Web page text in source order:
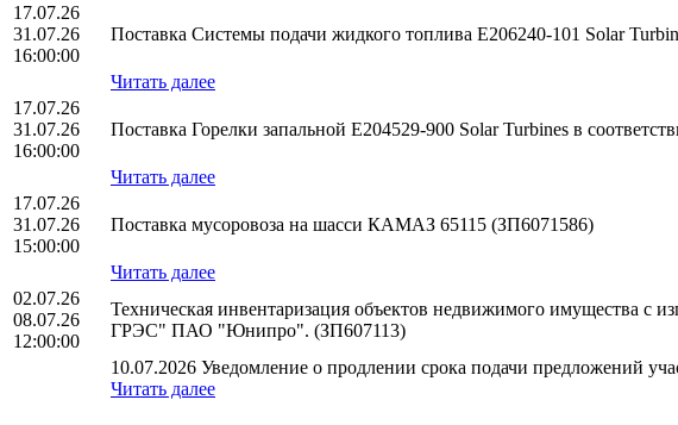
17.07.26
31.07.26
16:00:00
Поставка Системы подачи жидкого топлива E206240-101 Solar
Читать далее
17.07.26
31.07.26
16:00:00
Поставка Горелки запальной E204529-900 Solar Turbines в
Читать далее
17.07.26
31.07.26
15:00:00
Поставка мусоровоза на шасси КАМАЗ 65115 (ЗП6071586)
Читать далее
02.07.26
08.07.26
12:00:00
Техническая инвентаризация объектов недвижимого имущества с
ГРЭС" ПАО "Юнипро". (ЗП607113)
10.07.2026 Уведомление о продлении срока подачи предложений
Читать далее